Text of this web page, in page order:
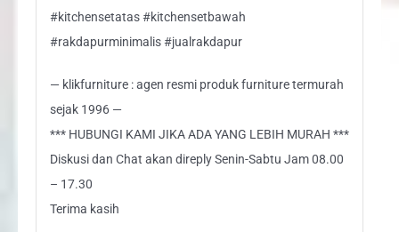
#kitchensetatas #kitchensetbawah
#rakdapurminimalis #jualrakdapur
— klikfurniture : agen resmi produk furniture termurah
sejak 1996 —
*** HUBUNGI KAMI JIKA ADA YANG LEBIH MURAH ***
Diskusi dan Chat akan direply Senin-Sabtu Jam 08.00
– 17.30
Terima kasih